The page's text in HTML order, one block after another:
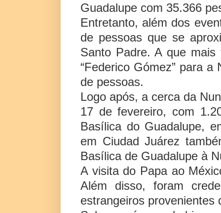
Guadalupe com 35.366
Entretanto, além dos
de pessoas que se
Santo Padre. A que
“Federico Gómez” para
de pessoas.
Logo após, a cerca da
17 de fevereiro, com
Basílica do Guadalupe,
em Ciudad Juárez
Basílica de Guadalupe à
A visita do Papa ao
Além disso, foram
estrangeiros provenientes